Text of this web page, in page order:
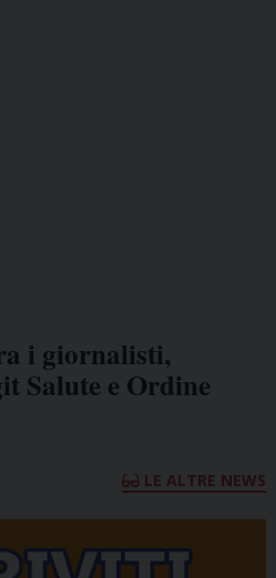
i giornalisti,
Salute e Ordine
LE ALTRE NEWS